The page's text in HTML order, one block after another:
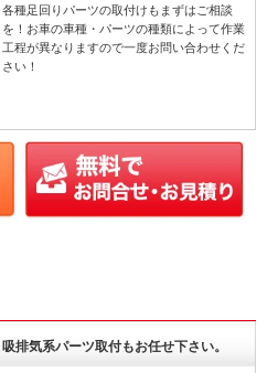
各種足回りパーツの取付けもまずはご相談
を！お車の車種・パーツの種類によって作業
工程が異なりますので一度お問い合わせくだ
さい！
吸排気系パーツ取付もお任せ下さい。